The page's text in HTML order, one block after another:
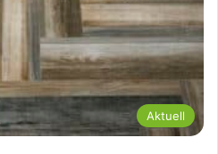
Aktuell